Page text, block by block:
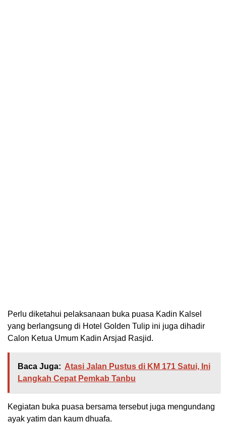
Perlu diketahui pelaksanaan buka puasa Kadin Kalsel
yang berlangsung di Hotel Golden Tulip ini juga dihadir
Calon Ketua Umum Kadin Arsjad Rasjid.
Baca Juga: Atasi Jalan Pustus di KM 171 Satui, Ini
Langkah Cepat Pemkab Tanbu
Kegiatan buka puasa bersama tersebut juga mengundang
ayak yatim dan kaum dhuafa.